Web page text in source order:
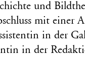
und
mit einer
in der
in der